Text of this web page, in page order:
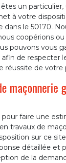
un
à votre
le 50170.
coopérions
pouvons vous
de respecter
de votre
maçonnerie
faire une
travaux de
sur ce
détaillée et
de la